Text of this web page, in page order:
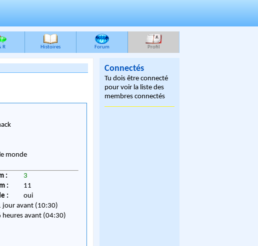
R Histoires Forum Profil
monde
:
3
:
11
:
oui
jour avant (10:30)
heures avant (04:30)
Connectés
Tu dois être connecté
pour voir la liste des
membres connectés